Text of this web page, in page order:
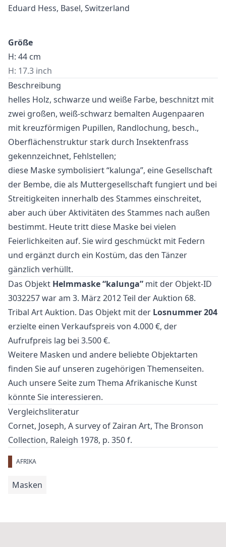
Eduard Hess, Basel, Switzerland
Größe
H: 44 cm
H: 17.3 inch
Beschreibung
helles Holz, schwarze und weiße Farbe, beschnitzt mit
zwei großen, weiß-schwarz bemalten Augenpaaren
mit kreuzförmigen Pupillen, Randlochung, besch.,
Oberflächenstruktur stark durch Insektenfrass
gekennzeichnet, Fehlstellen;
diese Maske symbolisiert “kalunga”, eine Gesellschaft
der Bembe, die als Muttergesellschaft fungiert und bei
Streitigkeiten innerhalb des Stammes einschreitet,
aber auch über Aktivitäten des Stammes nach außen
bestimmt. Heute tritt diese Maske bei vielen
Feierlichkeiten auf. Sie wird geschmückt mit Federn
und ergänzt durch ein Kostüm, das den Tänzer
gänzlich verhüllt.
Das Objekt Helmmaske “kalunga” mit der Objekt-ID
3032257 war am 3. März 2012 Teil der Auktion 68.
Tribal Art Auktion. Das Objekt mit der Losnummer 204
erzielte einen Verkaufspreis von 4.000 €, der
Aufrufpreis lag bei 3.500 €.
Weitere Masken und andere beliebte Objektarten
finden Sie auf unseren zugehörigen Themenseiten.
Auch unsere Seite zum Thema Afrikanische Kunst
könnte Sie interessieren.
Vergleichsliteratur
Cornet, Joseph, A survey of Zairan Art, The Bronson
Collection, Raleigh 1978, p. 350 f.
AFRIKA
Masken